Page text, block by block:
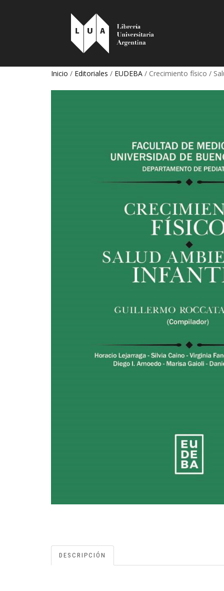
Inicio / Editoriales / EUDEBA / Crecimiento físico /
DESCRIPCIÓN